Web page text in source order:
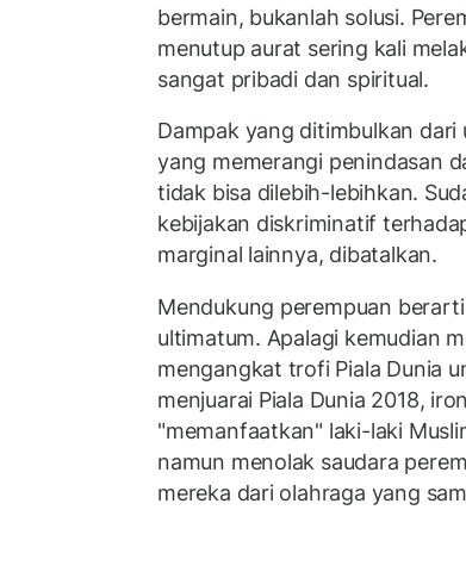
bermain, bukanlah solusi.
menutup aurat sering kali
sangat pribadi dan spiritual.
Dampak yang ditimbulkan
yang memerangi penindasan
tidak bisa dilebih-lebihkan.
kebijakan diskriminatif
marginal lainnya, dibatalkan.
Mendukung perempuan
ultimatum. Apalagi kemudian
mengangkat trofi Piala Dunia
menjuarai Piala Dunia 2018,
"memanfaatkan" laki-laki
namun menolak saudara
mereka dari olahraga yang